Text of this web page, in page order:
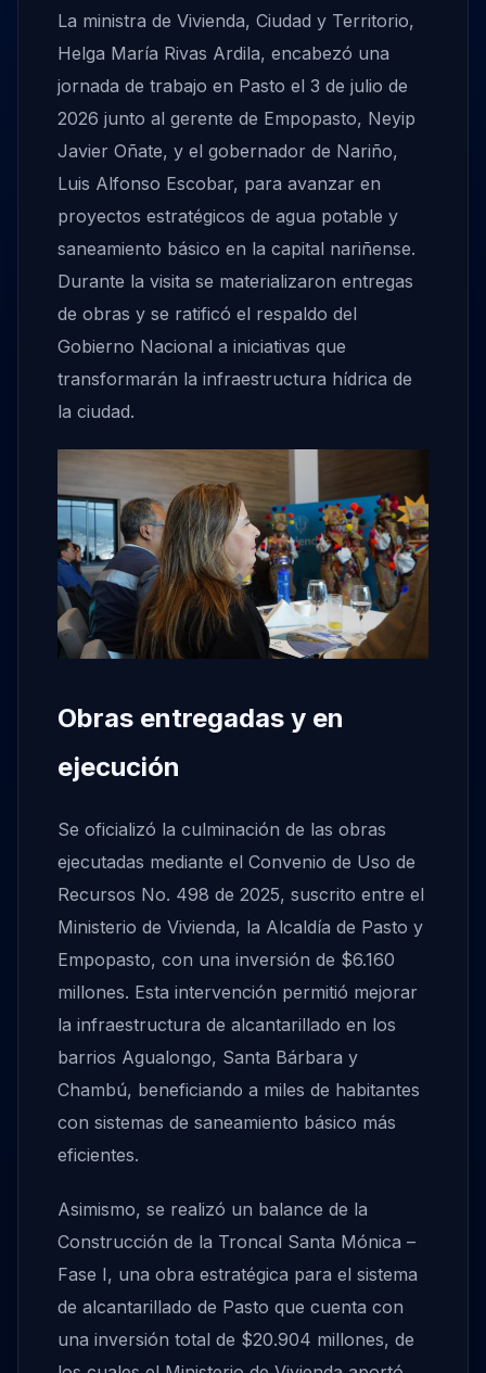
La ministra de Vivienda, Ciudad y Territorio,
Helga María Rivas Ardila, encabezó una
jornada de trabajo en Pasto el 3 de julio de
2026 junto al gerente de Empopasto, Neyip
Javier Oñate, y el gobernador de Nariño,
Luis Alfonso Escobar, para avanzar en
proyectos estratégicos de agua potable y
saneamiento básico en la capital nariñense.
Durante la visita se materializaron entregas
de obras y se ratificó el respaldo del
Gobierno Nacional a iniciativas que
transformarán la infraestructura hídrica de
la ciudad.
Obras entregadas y en
ejecución
Se oficializó la culminación de las obras
ejecutadas mediante el Convenio de Uso de
Recursos No. 498 de 2025, suscrito entre el
Ministerio de Vivienda, la Alcaldía de Pasto y
Empopasto, con una inversión de $6.160
millones. Esta intervención permitió mejorar
la infraestructura de alcantarillado en los
barrios Agualongo, Santa Bárbara y
Chambú, beneficiando a miles de habitantes
con sistemas de saneamiento básico más
eficientes.
Asimismo, se realizó un balance de la
Construcción de la Troncal Santa Mónica –
Fase I, una obra estratégica para el sistema
de alcantarillado de Pasto que cuenta con
una inversión total de $20.904 millones, de